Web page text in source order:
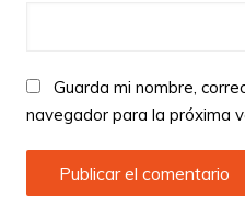
Guarda mi nombre,
navegador para la próxima